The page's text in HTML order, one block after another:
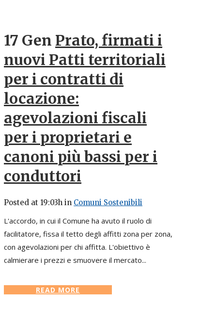
17 Gen Prato, firmati i
nuovi Patti territoriali
per i contratti di
locazione:
agevolazioni fiscali
per i proprietari e
canoni più bassi per i
conduttori
Posted at 19:03h in Comuni Sostenibili
L'accordo, in cui il Comune ha avuto il ruolo di
facilitatore, fissa il tetto degli affitti zona per zona,
con agevolazioni per chi affitta. L'obiettivo è
calmierare i prezzi e smuovere il mercato...
READ MORE